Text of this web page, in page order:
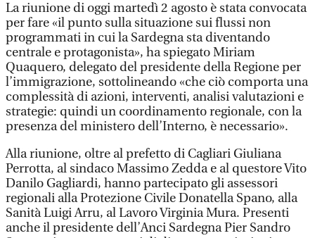
La riunione di oggi martedì 2 agosto è stata convocata
per fare «il punto sulla situazione sui flussi non
programmati in cui la Sardegna sta diventando
centrale e protagonista», ha spiegato Miriam
Quaquero, delegato del presidente della Regione per
l’immigrazione, sottolineando «che ciò comporta una
complessità di azioni, interventi, analisi valutazioni e
strategie: quindi un coordinamento regionale, con la
presenza del ministero dell’Interno, è necessario».
Alla riunione, oltre al prefetto di Cagliari Giuliana
Perrotta, al sindaco Massimo Zedda e al questore Vito
Danilo Gagliardi, hanno partecipato gli assessori
regionali alla Protezione Civile Donatella Spano, alla
Sanità Luigi Arru, al Lavoro Virginia Mura. Presenti
anche il presidente dell’Anci Sardegna Pier Sandro